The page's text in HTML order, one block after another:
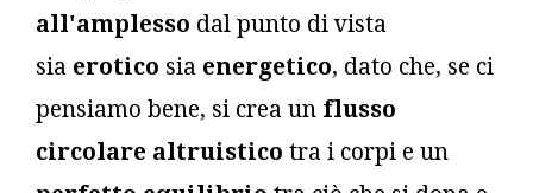
all'amplesso dal punto di vista
sia erotico sia energetico, dato che, se ci
pensiamo bene, si crea un flusso
circolare altruistico tra i corpi e un